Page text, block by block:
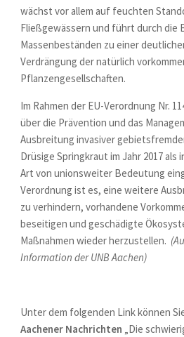
wächst vor allem auf feuchten
Fließgewässern und führt durch die
Massenbeständen zu einer
Verdrängung der natürlich
Pflanzengesellschaften.
Im Rahmen der EU-Verordnung Nr.
über die Prävention und das
Ausbreitung invasiver
Drüsige Springkraut im Jahr 2017
Art von unionsweiter Bedeutung
Verordnung ist es, eine weitere
zu verhindern, vorhandene
beseitigen und geschädigte
Maßnahmen wieder herzustellen.
Information der UNB Aachen)
Unter dem folgenden Link können
Aachener Nachrichten „Die